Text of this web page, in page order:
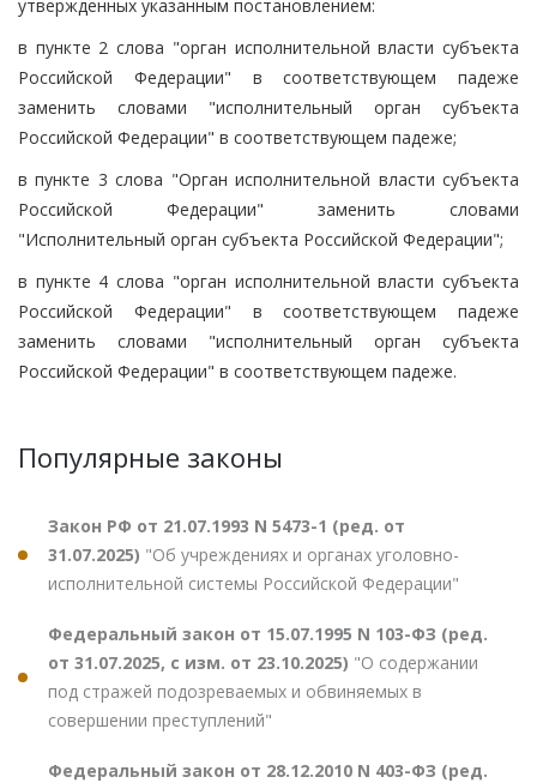
утвержденных указанным постановлением:
в пункте 2 слова "орган исполнительной власти субъекта
Российской Федерации" в соответствующем падеже
заменить словами "исполнительный орган субъекта
Российской Федерации" в соответствующем падеже;
в пункте 3 слова "Орган исполнительной власти субъекта
Российской Федерации" заменить словами
"Исполнительный орган субъекта Российской Федерации";
в пункте 4 слова "орган исполнительной власти субъекта
Российской Федерации" в соответствующем падеже
заменить словами "исполнительный орган субъекта
Российской Федерации" в соответствующем падеже.
Популярные законы
Закон РФ от 21.07.1993 N 5473-1 (ред. от
31.07.2025) "Об учреждениях и органах уголовно-
исполнительной системы Российской Федерации"
Федеральный закон от 15.07.1995 N 103-ФЗ (ред.
от 31.07.2025, с изм. от 23.10.2025) "О содержании
под стражей подозреваемых и обвиняемых в
совершении преступлений"
Федеральный закон от 28.12.2010 N 403-ФЗ (ред.